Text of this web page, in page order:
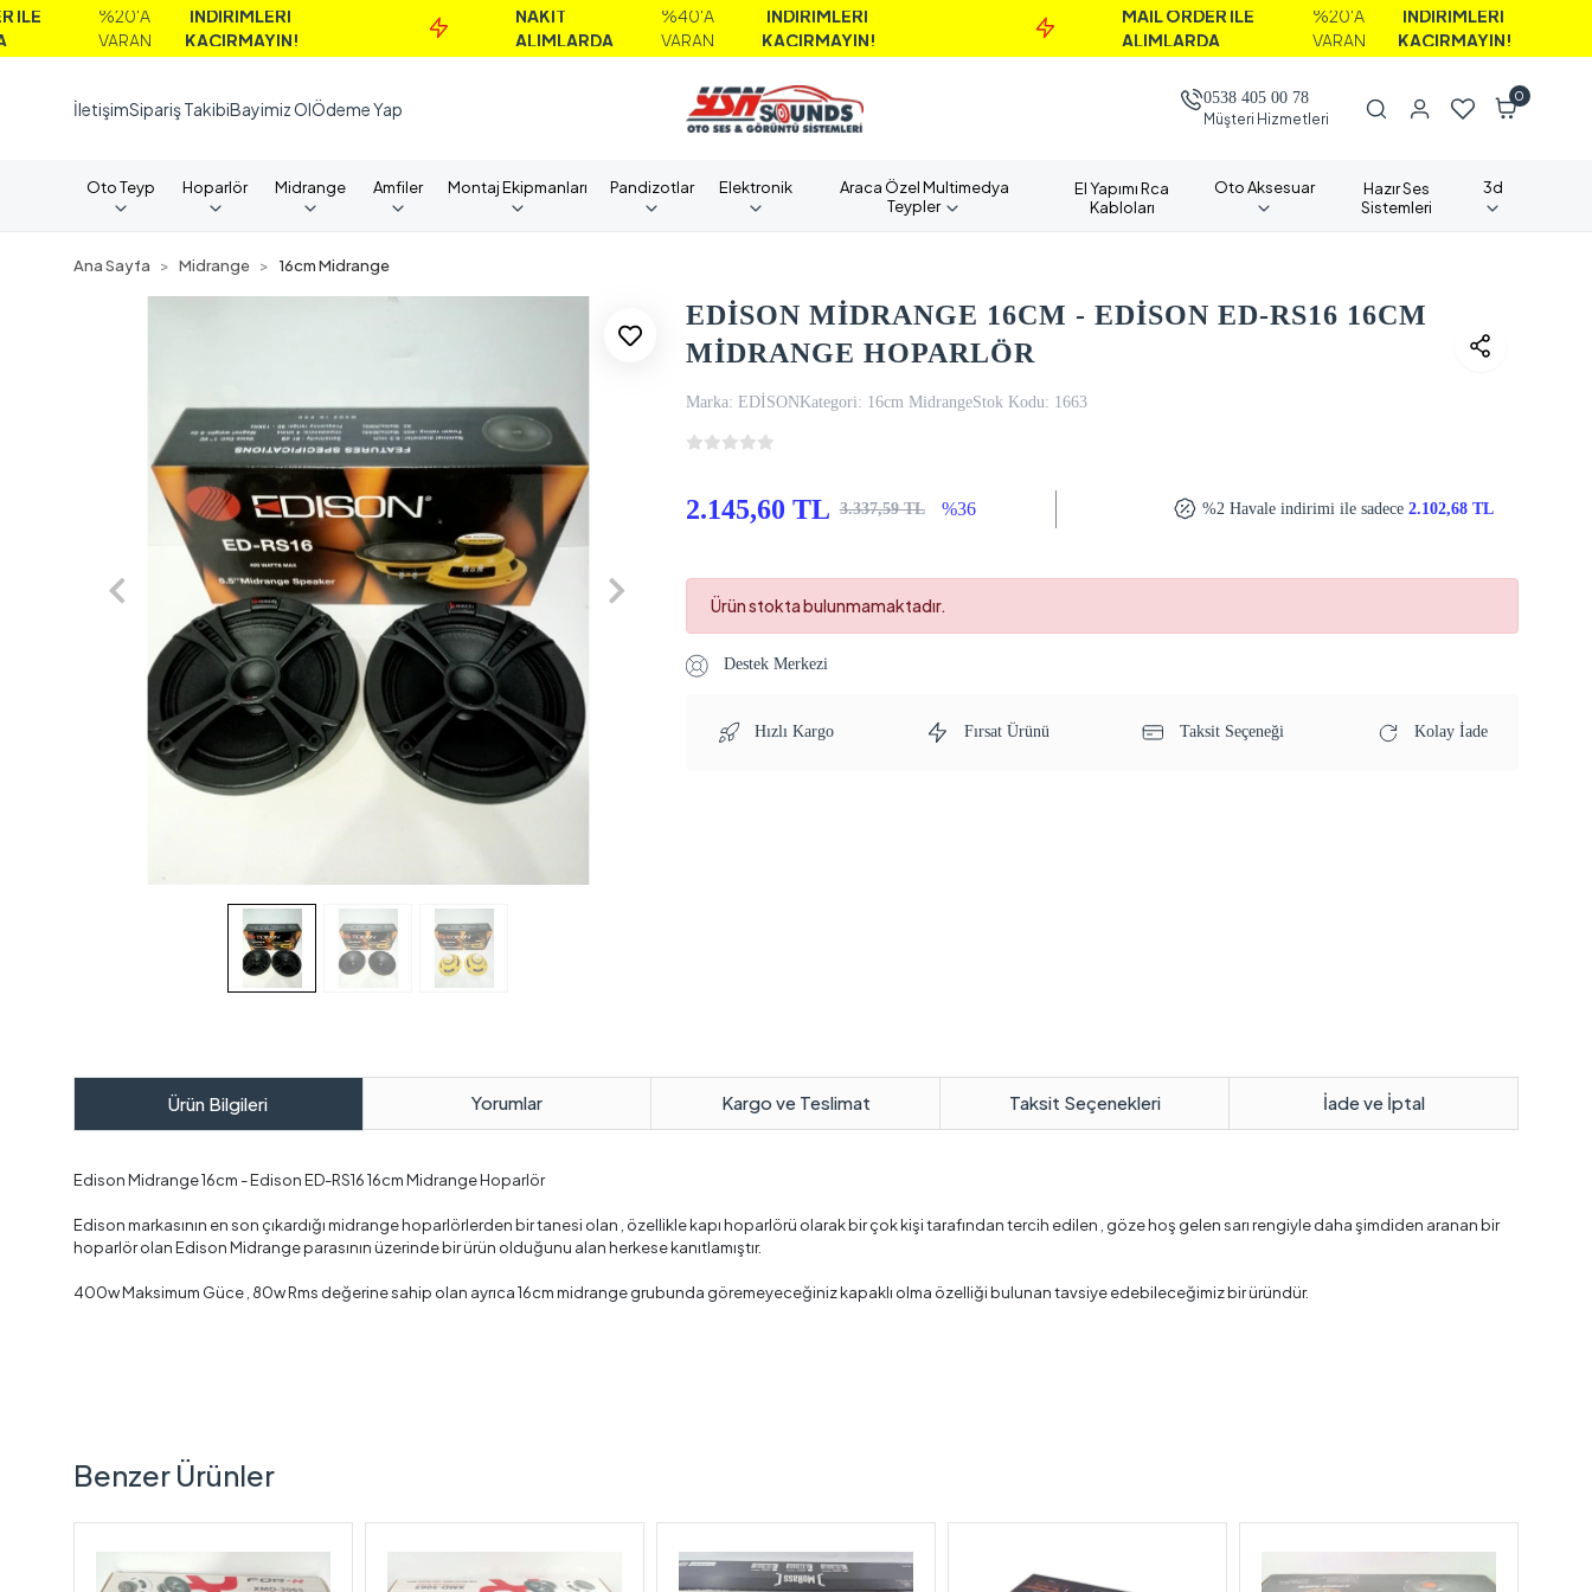
%20'A
İNDİRİMLERİ
KAÇIRMAYIN!
NAKİT
ALIMLARDA
VARAN
İNDİRİMLERİ
KAÇIRMAYIN!
MAİL ORDER İLE
ALIMLARDA
%20'A
İNDİRİMLERİ
KAÇIRMAYIN!
İletişimSipariş TakibiBayimiz OlÖdeme Yap
0538 405 00 78
Müşteri Hizmetleri
0
Oto Teyp Hoparlör Midrange Amfiler Montaj Ekipmanları Pandizotlar Elektronik
Araca Özel Multimedya
Teypler
El Yapımı Rca
Kabloları
Oto Aksesuar
Hazır Ses
Sistemleri
3d
Ana Sayfa Midrange 16cm Midrange
EDİSON MİDRANGE 16CM - EDİSON ED-RS16 16CM
MİDRANGE HOPARLÖR
Marka: EDİSONKategori: 16cm MidrangeStok Kodu: 1663
2.145,60 TL 3.337,59 TL %36 %2 Havale indirimi ile sadece 2.102,68 TL
Ürün stokta bulunmamaktadır.
Destek Merkezi
Hızlı Kargo Fırsat Ürünü Taksit Seçeneği Kolay İade
Ürün Bilgileri Yorumlar Kargo ve Teslimat Taksit Seçenekleri İade ve İptal
Edison Midrange 16cm - Edison ED-RS16 16cm Midrange Hoparlör
Edison markasının en son çıkardığı midrange hoparlörlerden bir tanesi olan , özellikle kapı hoparlörü olarak bir çok kişi tarafından tercih edilen , göze hoş gelen sarı rengiyle daha şimdiden aranan bir
hoparlör olan Edison Midrange parasının üzerinde bir ürün olduğunu alan herkese kanıtlamıştır.
400w Maksimum Güce , 80w Rms değerine sahip olan ayrıca 16cm midrange grubunda göremeyeceğiniz kapaklı olma özelliği bulunan tavsiye edebileceğimiz bir üründür.
Benzer Ürünler